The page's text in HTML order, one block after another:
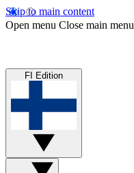
Skip to main content
Open menu Close main menu
FI Edition